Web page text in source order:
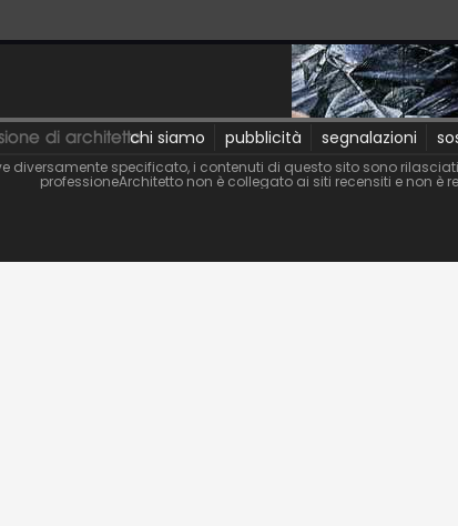
chi siamo pubblicità segnalazioni
diversamente specificato, i contenuti di questo sito sono
professioneArchitetto non è collegato ai siti recensiti e non è